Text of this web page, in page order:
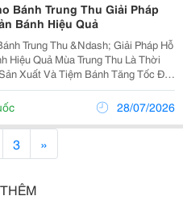
Bánh Trung Thu Giải Pháp
Bánh Hiệu Quả
Trung Thu &Ndash; Giải Pháp Hỗ
Trung Thu Là Thời
Xuất Và Tiệm Bánh Tăng Tốc Để
Trường. Bên Cạnh Nguyên Liệu
Oxy Cho Bánh Trung Thu Là Vật...
28/07/2026
3 »